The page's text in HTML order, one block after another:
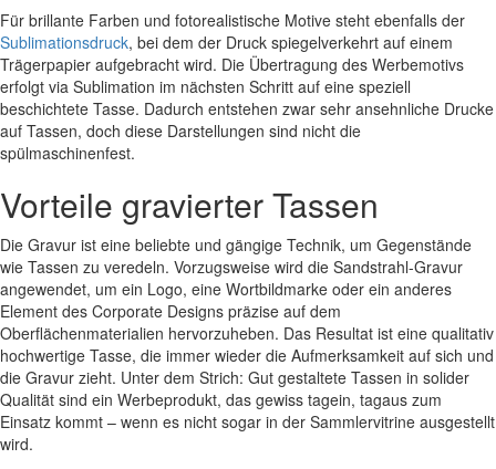
Für brillante Farben und fotorealistische Motive steht ebenfalls der
Sublimationsdruck, bei dem der Druck spiegelverkehrt auf einem
Trägerpapier aufgebracht wird. Die Übertragung des Werbemotivs
erfolgt via Sublimation im nächsten Schritt auf eine speziell
beschichtete Tasse. Dadurch entstehen zwar sehr ansehnliche Drucke
auf Tassen, doch diese Darstellungen sind nicht die
spülmaschinenfest.
Vorteile gravierter Tassen
Die Gravur ist eine beliebte und gängige Technik, um Gegenstände
wie Tassen zu veredeln. Vorzugsweise wird die Sandstrahl-Gravur
angewendet, um ein Logo, eine Wortbildmarke oder ein anderes
Element des Corporate Designs präzise auf dem
Oberflächenmaterialien hervorzuheben. Das Resultat ist eine qualitativ
hochwertige Tasse, die immer wieder die Aufmerksamkeit auf sich und
die Gravur zieht. Unter dem Strich: Gut gestaltete Tassen in solider
Qualität sind ein Werbeprodukt, das gewiss tagein, tagaus zum
Einsatz kommt – wenn es nicht sogar in der Sammlervitrine ausgestellt
wird.